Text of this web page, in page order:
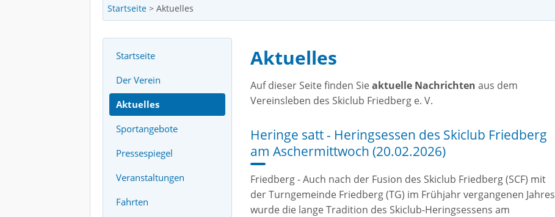
Startseite > Aktuelles
Startseite
Der Verein
Aktuelles
Sportangebote
Pressespiegel
Veranstaltungen
Fahrten
Aktuelles
Auf dieser Seite finden Sieaktuelle Nachrichten aus dem
Vereinsleben des Skiclub Friedberg e. V.
Heringe satt - Heringsessen des Skiclub Friedberg
am Aschermittwoch (20.02.2026)
Friedberg - Auch nach der Fusion des Skiclub Friedberg (SCF) mit
der Turngemeinde Friedberg (TG) im Frühjahr vergangenen Jahres
wurde die lange Tradition des Skiclub-Heringsessens am